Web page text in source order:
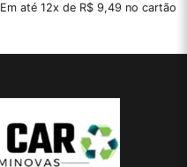
Em até 12x de R$ 9,49 no cartão